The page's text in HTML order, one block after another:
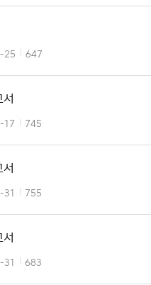
25 647
17 745
31 755
31 683